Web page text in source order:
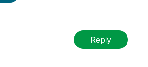
Reply